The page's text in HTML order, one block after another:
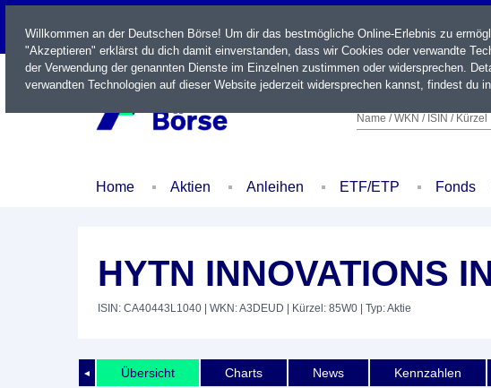
LIVE
Name / WKN / ISIN / Kürzel
Home Aktien Anleihen ETF/ETP Fonds
HYTN INNOVATIONS
ISIN: CA40443L1040 | WKN: A3DEUD | Kürzel: 85W0 | Typ: Aktie
◄ Übersicht Charts News Kennzahlen
Willkommen an der Deutschen Börse! Um dir das bestmögliche Online-Erlebnis zu
"Akzeptieren" erklärst du dich damit einverstanden, dass wir Cookies oder verwandte
der Verwendung der genannten Dienste im Einzelnen zustimmen oder widersprechen.
verwandten Technologien auf dieser Website jederzeit widersprechen kannst, findest du